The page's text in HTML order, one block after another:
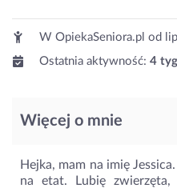
W OpiekaSeniora.pl od
Ostatnia aktywność: 4
Więcej o mnie
Hejka, mam na imię
na etat. Lubię